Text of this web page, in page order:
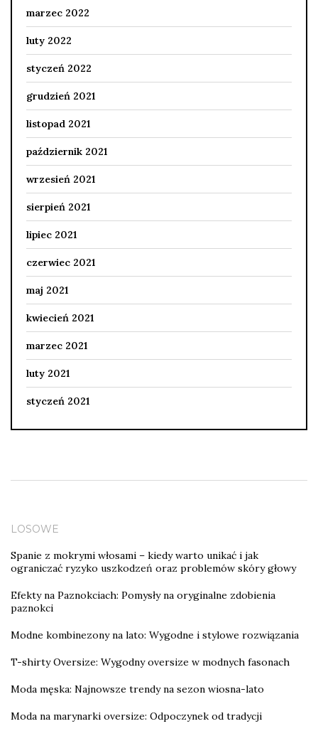
marzec 2022
luty 2022
styczeń 2022
grudzień 2021
listopad 2021
październik 2021
wrzesień 2021
sierpień 2021
lipiec 2021
czerwiec 2021
maj 2021
kwiecień 2021
marzec 2021
luty 2021
styczeń 2021
LOSOWE
Spanie z mokrymi włosami – kiedy warto unikać i jak
ograniczać ryzyko uszkodzeń oraz problemów skóry głowy
Efekty na Paznokciach: Pomysły na oryginalne zdobienia
paznokci
Modne kombinezony na lato: Wygodne i stylowe rozwiązania
T-shirty Oversize: Wygodny oversize w modnych fasonach
Moda męska: Najnowsze trendy na sezon wiosna-lato
Moda na marynarki oversize: Odpoczynek od tradycji